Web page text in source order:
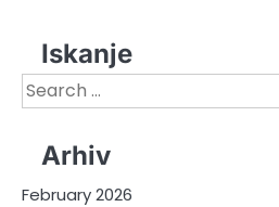
Iskanje
Search
for:
Arhiv
February 2026